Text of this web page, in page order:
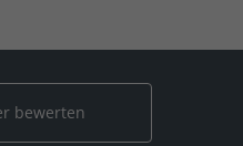
bewerten